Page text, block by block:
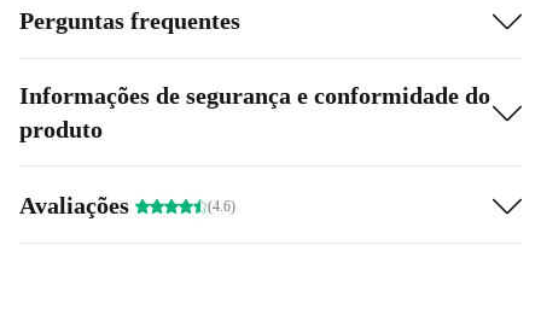
Perguntas frequentes
Informações de segurança e conformidade do
produto
Avaliações (4.6)